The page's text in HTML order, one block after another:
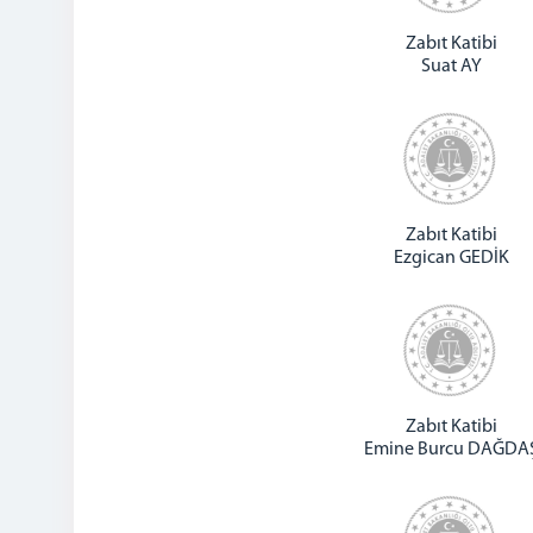
Zabıt Katibi
Suat AY
Zabıt Katibi
Ezgican GEDİK
Zabıt Katibi
Emine Burcu